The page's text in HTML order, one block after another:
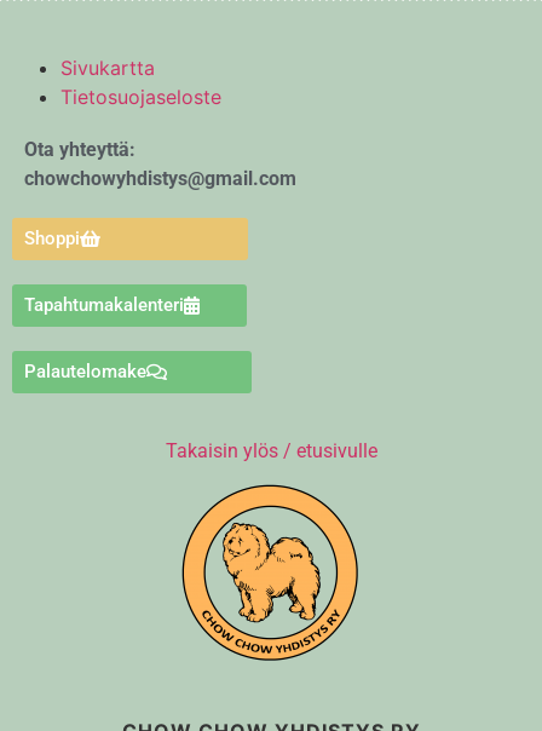
Sivukartta
Tietosuojaseloste
Ota yhteyttä:
chowchowyhdistys@gmail.com
Shoppi
Tapahtumakalenteri
Palautelomake
Takaisin ylös / etusivulle